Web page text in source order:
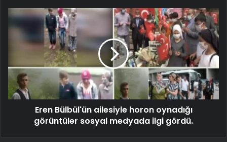
Eren Bülbül'ün ailesiyle horon oynadığı
görüntüler sosyal medyada ilgi gördü.